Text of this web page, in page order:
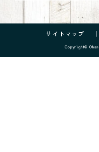
サイトマップ
Copyright©